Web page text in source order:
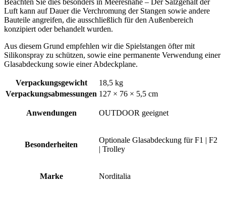
Luft kann auf Dauer die Verchromung der Stangen sowie andere
Bauteile angreifen, die ausschließlich für den Außenbereich
konzipiert oder behandelt wurden.
Aus diesem Grund empfehlen wir die Spielstangen öfter mit
Silikonspray zu schützen, sowie eine permanente Verwendung einer
Glasabdeckung sowie einer Abdeckplane.
Verpackungsgewicht
18,5 kg
Verpackungsabmessungen 127 × 76 × 5,5 cm
Anwendungen OUTDOOR geeignet
Besonderheiten
Optionale Glasabdeckung für F1 | F2
| Trolley
Marke Norditalia